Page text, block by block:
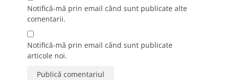
Notifică-mă prin email când sunt publicate alte
comentarii.
Notifică-mă prin email când sunt publicate
articole noi.